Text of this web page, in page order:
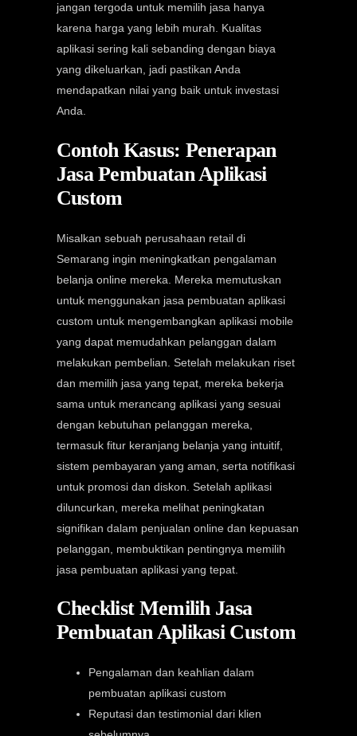
jangan tergoda untuk memilih jasa hanya
karena harga yang lebih murah. Kualitas
aplikasi sering kali sebanding dengan biaya
yang dikeluarkan, jadi pastikan Anda
mendapatkan nilai yang baik untuk investasi
Anda.
Contoh Kasus: Penerapan
Jasa Pembuatan Aplikasi
Custom
Misalkan sebuah perusahaan retail di
Semarang ingin meningkatkan pengalaman
belanja online mereka. Mereka memutuskan
untuk menggunakan jasa pembuatan aplikasi
custom untuk mengembangkan aplikasi mobile
yang dapat memudahkan pelanggan dalam
melakukan pembelian. Setelah melakukan riset
dan memilih jasa yang tepat, mereka bekerja
sama untuk merancang aplikasi yang sesuai
dengan kebutuhan pelanggan mereka,
termasuk fitur keranjang belanja yang intuitif,
sistem pembayaran yang aman, serta notifikasi
untuk promosi dan diskon. Setelah aplikasi
diluncurkan, mereka melihat peningkatan
signifikan dalam penjualan online dan kepuasan
pelanggan, membuktikan pentingnya memilih
jasa pembuatan aplikasi yang tepat.
Checklist Memilih Jasa
Pembuatan Aplikasi Custom
Pengalaman dan keahlian dalam
pembuatan aplikasi custom
Reputasi dan testimonial dari klien